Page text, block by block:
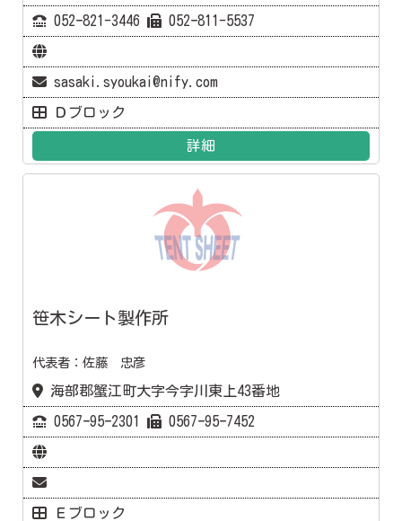
052ｰ821-3446 052ｰ811-5537
sasaki.syoukai@nify.com
Ｄブロック
詳細
笹木シート製作所
代表者：佐藤 忠彦
海部郡蟹江町大字今字川東上43番地
0567ｰ95ｰ2301 0567ｰ95ｰ7452
Ｅブロック